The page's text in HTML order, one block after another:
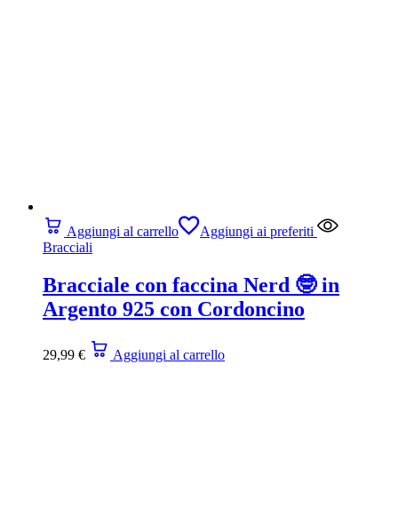
Aggiungi al carrello
Aggiungi ai preferiti
Bracciali
Bracciale con faccina Nerd 🤓 in
Argento 925 con Cordoncino
29,99 € Aggiungi al carrello